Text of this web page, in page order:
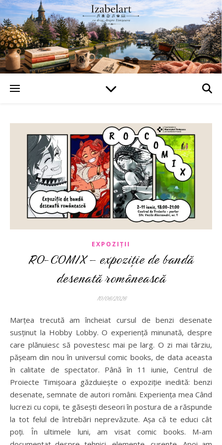
EXPOZIȚII
RO-COMIX – expoziție de bandă
desenată românească
10/06/2026
Marțea trecută am încheiat cursul de benzi desenate
susținut la Hobby Lobby. O experiență minunată, despre
care plănuiesc să povestesc mai pe larg. O zi mai târziu,
pășeam din nou în universul comic books, de data aceasta
în calitate de spectator. Până în 11 iunie, Centrul de
Proiecte Timișoara găzduiește o expoziție inedită: benzi
desenate, semnate de autori români. Experiența mea Când
lucrezi cu copii, te găsești deseori în postura de a răspunde
la tot felul de întrebări neprevăzute. Așa că te educi cât
poți. În ultimele luni, am visat comic books. M-am